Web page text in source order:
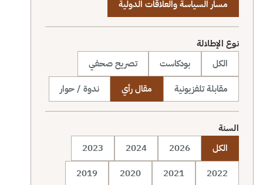
مسار السياسة والعلاقات الدولية
نوع الإطلالة
الكل
بودكاست
تصريح صحفي
مقابلة تلفزيونية
مقال رأي ندوة / حوار
السنة
الكل
2026
2024
2023
2022
2021
2020
2019